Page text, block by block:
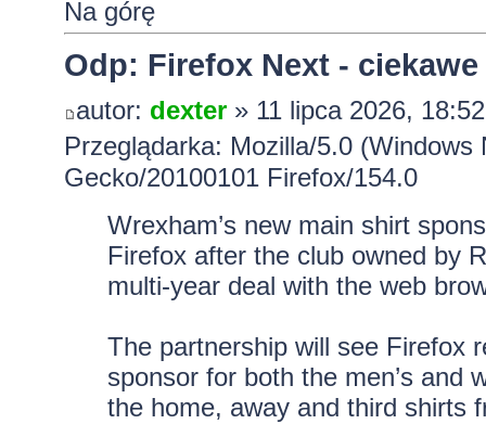
Na górę
Odp: Firefox Next -
autor: dexter» 11 lipca 2026, 18:52
Przeglądarka: Mozilla/5.0
Gecko/20100101 Firefox/154.0
Wrexham’s new main shirt
Firefox after the club owned by
multi-year deal with the web
The partnership will see Firefox
sponsor for both the men’s and
the home, away and third shirts